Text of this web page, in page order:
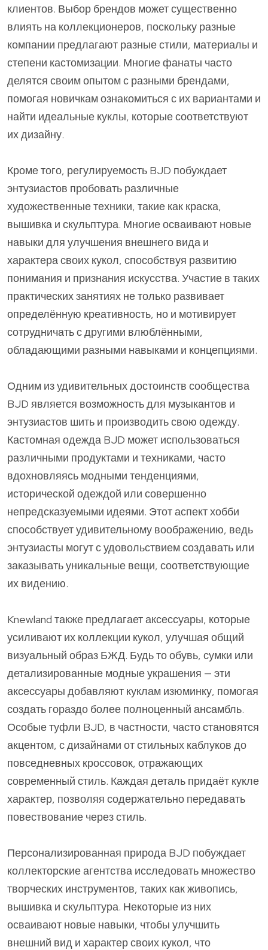
клиентов. Выбор брендов может существенно
влиять на коллекционеров, поскольку разные
компании предлагают разные стили, материалы и
степени кастомизации. Многие фанаты часто
делятся своим опытом с разными брендами,
помогая новичкам ознакомиться с их вариантами и
найти идеальные куклы, которые соответствуют
их дизайну.
Кроме того, регулируемость BJD побуждает
энтузиастов пробовать различные
художественные техники, такие как краска,
вышивка и скульптура. Многие осваивают новые
навыки для улучшения внешнего вида и
характера своих кукол, способствуя развитию
понимания и признания искусства. Участие в таких
практических занятиях не только развивает
определённую креативность, но и мотивирует
сотрудничать с другими влюблёнными,
обладающими разными навыками и концепциями.
Одним из удивительных достоинств сообщества
BJD является возможность для музыкантов и
энтузиастов шить и производить свою одежду.
Кастомная одежда BJD может использоваться
различными продуктами и техниками, часто
вдохновляясь модными тенденциями,
исторической одеждой или совершенно
непредсказуемыми идеями. Этот аспект хобби
способствует удивительному воображению, ведь
энтузиасты могут с удовольствием создавать или
заказывать уникальные вещи, соответствующие
их видению.
Knewland также предлагает аксессуары, которые
усиливают их коллекции кукол, улучшая общий
визуальный образ БЖД. Будь то обувь, сумки или
детализированные модные украшения — эти
аксессуары добавляют куклам изюминку, помогая
создать гораздо более полноценный ансамбль.
Особые туфли BJD, в частности, часто становятся
акцентом, с дизайнами от стильных каблуков до
повседневных кроссовок, отражающих
современный стиль. Каждая деталь придаёт кукле
характер, позволяя содержательно передавать
повествование через стиль.
Персонализированная природа BJD побуждает
коллекторские агентства исследовать множество
творческих инструментов, таких как живопись,
вышивка и скульптура. Некоторые из них
осваивают новые навыки, чтобы улучшить
внешний вид и характер своих кукол, что